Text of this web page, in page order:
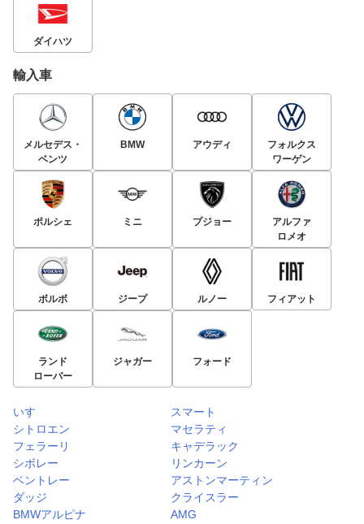
ダイハツ
輸入車
メルセデス・
ベンツ
BMW アウディ
フォルクス
ワーゲン
ポルシェ ミニ プジョー
アルファ
ロメオ
ボルボ ジープ ルノー フィアット
ランド
ローバー
ジャガー フォード
いすゞ
スマート
シトロエン
マセラティ
フェラーリ
キャデラック
シボレー
リンカーン
ベントレー
アストンマーティン
ダッジ
クライスラー
BMWアルピナ
AMG